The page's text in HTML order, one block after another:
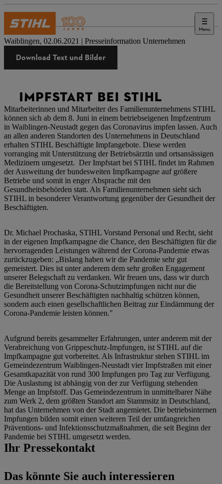
Menu
Presse
Waiblingen, 02.06.2021 | Presseinformation Unternehmen
Download Text und Bilder
IMPFSTART BEI STIHL
Mitarbeiterinnen und Mitarbeiter des Familienunternehmens STIHL
können sich ab dem 8. Juni in einem betriebseigenen Impfzentrum
in Waiblingen-Neustadt gegen das Coronavirus impfen lassen. Auch
an allen anderen Standorten des Unternehmens in Deutschland
erhalten STIHL Beschäftigte Impfangebote. Diese werden
vorranging mit Unterstützung der Betriebsärztin und ortsansässigen
Medizinern umgesetzt. Der Impfstart bei STIHL findet im Rahmen
der Ausweitung der bundesweiten Impfkampagne auf größere
Betriebe und somit in enger Absprache mit den
Gesundheitsbehörden statt. Als Familienunternehmen sieht sich
STIHL in besonderer Verantwortung gegenüber der Gesundheit der
Beschäftigten.
Dr. Michael Prochaska, STIHL Vorstand Personal und Recht, sieht
in der eigenen Impfkampagne die Chance, den Beschäftigten für die
hervorragenden Leistungen während der Corona-Pandemie etwas
zurückzugeben: „Bislang haben wir die Pandemie sehr gut
gemeistert. Dies ist unter anderem dem sehr großen Engagement
unserer Belegschaft zu verdanken. Wir freuen uns, dass wir durch
die Bereitstellung von Corona-Schutzimpfungen nicht nur die
Gesundheit unserer Beschäftigten nachhaltig schützen können,
sondern auch einen gesellschaftlichen Beitrag zur Eindämmung der
Corona-Pandemie leisten können."
Aufgrund bereits gesammelter Erfahrungen, unter anderem mit der
Verabreichung von Grippeschutz-Impfungen, ist STIHL auf die
Impfkampagne gut vorbereitet. Als Infrastruktur stehen STIHL im
Gemeindezentrum Waiblingen-Neustadt vier Impfstraßen mit einer
Gesamtkapazität von rund 300 Impfungen pro Tag zur Verfügung.
Die Auslastung ist abhängig von der zur Verfügung stehenden
Menge an Impfstoff. Das Gemeindezentrum in unmittelbarer Nähe
zum Werk 2, dem größten Standort am Stammsitz in Deutschland,
hat das Unternehmen von der Stadt angemietet. Die betriebsinternen
Impfungen bilden somit einen weiteren Teil der umfangreichen
Präventions- und Infektionsschutzmaßnahmen, die seit Beginn der
Pandemie bei STIHL umgesetzt werden.
Ihr Pressekontakt
Das könnte Sie auch interessieren